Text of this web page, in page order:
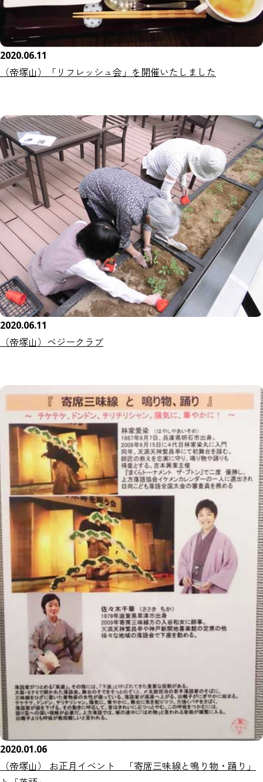
2020.06.11
（帝塚山）「リフレッシュ会」を開催いたしました
2020.06.11
（帝塚山）ベジークラブ
2020.01.06
（帝塚山） お正月イベント 「寄席三味線と鳴り物・踊り」